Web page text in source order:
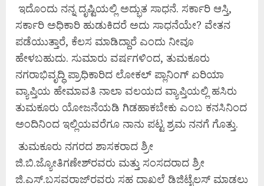
ಇದೊಂದು ನನ್ನ ದೃಷ್ಟಿಯಲ್ಲಿ ಅದ್ಭುತ ಸಾಧನೆ. ಸರ್ಕಾರಿ ಆಸ್ತಿ,
ಸರ್ಕಾರಿ ಅಧಿಕಾರಿ ಹುಡುಕಿದರೆ ಅದು ಸಾಧನೆಯೇ? ವೇತನ
ಪಡೆಯುತ್ತಾರೆ, ಕೆಲಸ ಮಾಡಿದ್ದಾರೆ ಎಂದು ನೀವೂ
ಹೇಳಬಹುದು. ಸುಮಾರು ವರ್ಷಗಳಿಂದ, ತುಮಕೂರು
ನಗರಾಭಿವೃದ್ಧಿ ಪ್ರಾಧಿಕಾರಿದ ಲೋಕಲ್ ಪ್ಲಾನಿಂಗ್ ಏರಿಯಾ
ವ್ಯಾಪ್ತಿಯ ಹೇಮಾವತಿ ನಾಲಾ ವಲಯದ ವ್ಯಾಪ್ತಿಯಲ್ಲಿ ಹಸಿರು
ತುಮಕೂರು ಯೋಜನೆಯಡಿ ಗಿಡಹಾಕಬೇಕು ಎಂಬ ಕನಸಿನಿಂದ
ಅಂದಿನಿಂದ ಇಲ್ಲಿಯವರೆಗೂ ನಾನು ಪಟ್ಟ ಶ್ರಮ ನನಗೆ ಗೊತ್ತು.
ತುಮಕೂರು ನಗರದ ಶಾಸಕರಾದ ಶ್ರೀ
ಜಿ.ಬಿ.ಜ್ಯೋತಿಗಣೇಶ್‌ರವರು ಮತ್ತು ಸಂಸದರಾದ ಶ್ರೀ
ಜಿ.ಎಸ್.ಬಸವರಾಜ್‌ರವರು ಸಹ ದಾಖಲೆ ಡಿಜಿಟೈಲಸ್ ಮಾಡಲು